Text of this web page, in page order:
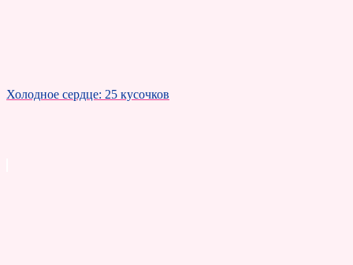
Холодное сердце: 25 кусочков